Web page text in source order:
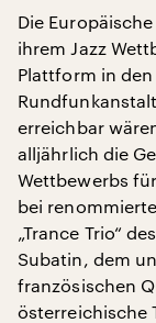
Die
ihrem Jazz
Plattform in
erreichbar
alljährlich die
Wettbewerbs
bei
„Trance Trio“
Subatin, dem
französischen
österreichische